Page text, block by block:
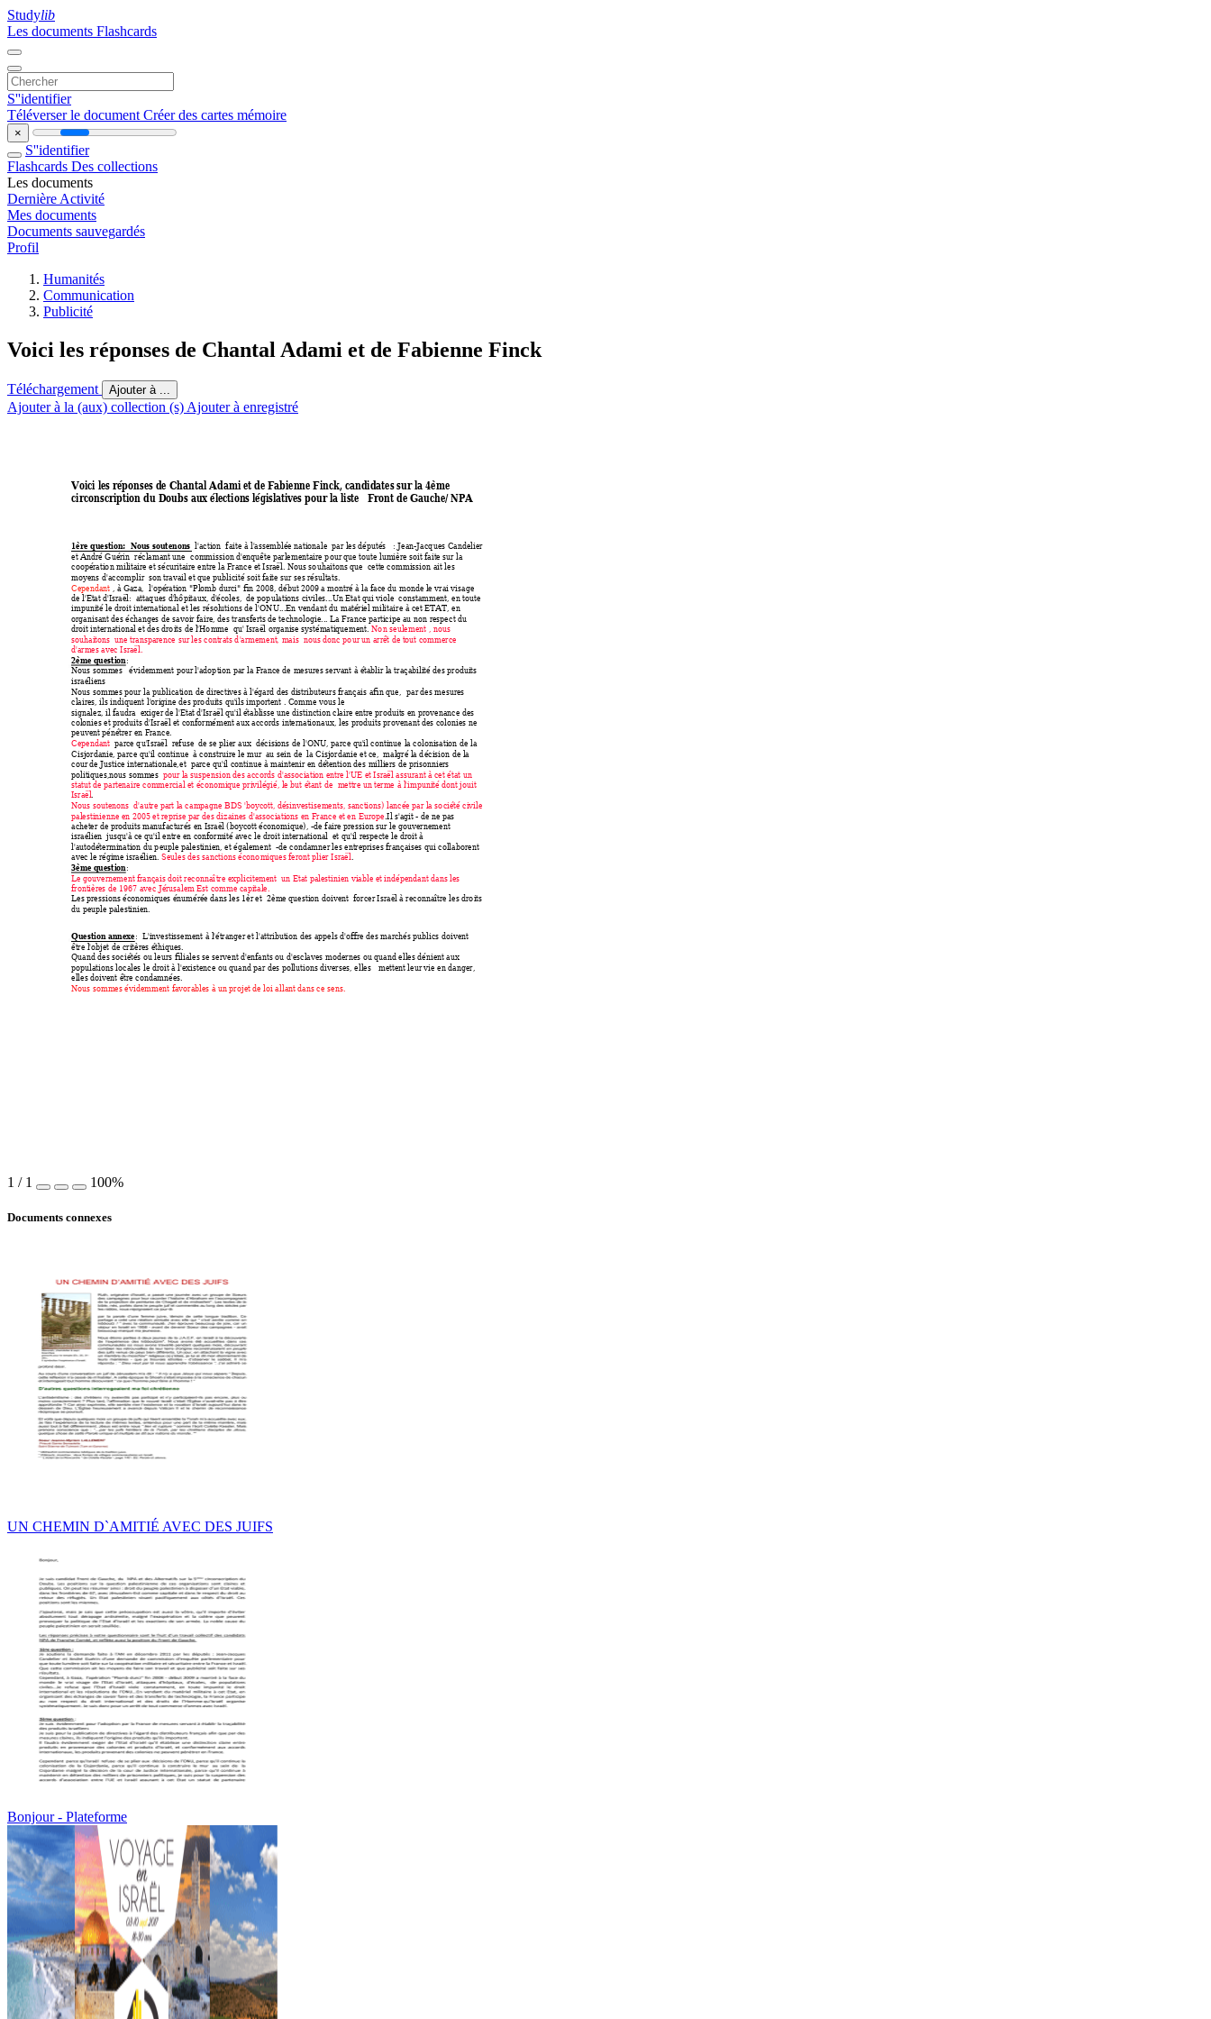
Studylib
Les documents Flashcards
S''identifier
Téléverser le document Créer des cartes mémoire
×
S''identifier
Flashcards Des collections
Les documents
Dernière Activité
Mes documents
Documents sauvegardés
Profil
Humanités
Communication
Publicité
Voici les réponses de Chantal Adami et de Fabienne Finck
Téléchargement Ajouter à ...
Ajouter à la (aux) collection (s) Ajouter à enregistré
Voici les réponses de Chantal Adami et de Fabienne Finck, candidates sur la 4ème
circonscription du Doubs aux élections législatives pour la liste   Front de Gauche/ NPA
1ère question: Nous soutenons l'action  faite à l'assemblée nationale par les députés   : Jean-Jacques Candelier
et André Guérin réclamant une commission d'enquête parlementaire pour que toute lumière soit faite sur la
coopération militaire et sécuritaire entre la France et Israël. Nous souhaitons que cette commission ait les
moyens d'accomplir  son travail et que publicité soit faite sur ses résultats.
Cependant , à Gaza, l'opération "Plomb durci" fin 2008, début 2009 a montré à la face du monde le vrai visage
de l'Etat d'Israël:  attaques d'hôpitaux, d'écoles, de populations civiles...Un Etat qui viole  constamment, en toute
impunité le droit international et les résolutions de l'ONU...En vendant du matériel militaire à cet ETAT, en
organisant des échanges de savoir faire, des transferts de technologie... La France participe au non respect du
droit international et des droits de l'Homme  qu' Israël organise systématiquement. Non seulement , nous
souhaitons  une transparence sur les contrats d'armement, mais nous donc pour un arrêt de tout commerce
d'armes avec Israël.
2ème question:
Nous sommes   évidemment pour l'adoption par la France de mesures servant à établir la traçabilité des produits
israéliens
Nous sommes pour la publication de directives à l'égard des distributeurs français afin que, par des mesures
claires, ils indiquent l'origine des produits qu'ils importent . Comme vous le
signalez, il faudra exiger de l'Etat d'Israël qu'il établisse une distinction claire entre produits en provenance des
colonies et produits d'Israël et conformément aux accords internationaux, les produits provenant des colonies ne
peuvent pénétrer en France.
Cependant
  parce q
u'Israël  refuse  de se plier aux  décisions de l'ONU, parce qu'il continue la colonisation de la
Cisjordanie, parce qu'il continue à construire le mur  au sein de  la Cisjordanie et ce,  malgré la décision de la
cour de Justice internationale,et parce qu'il continue à maintenir en détention des milliers de prisonniers
politiques,nous sommes pour la suspension des accords d'association entre l'UE et Israël assurant à cet état un
statut de partenaire commercial et économique privilégié, le but étant de mettre un terme à l'impunité dont jouit
Israël.
Nous soutenons  d'autre part la campagne BDS 'boycott, désinvestisements, sanctions) lancée par la société civile
palestinienne en 2005 et reprise par des dizaines d'associations en France et en Europe.Il s'agit - de ne pas
acheter de produits manufacturés en Israël (boycott économique), -de faire pression sur le gouvernement
israélien  jusqu'à ce qu'il entre en conformité avec le droit international  et qu'il respecte le droit à
l'autodétermination du peuple palestinien, et également -de condamner les entreprises françaises qui collaborent
avec le régime israélien. Seules des sanctions économiques feront plier Israël.
3ème question:
Le gouvernement français doit reconnaître explicitement un Etat palestinien viable et indépendant dans les
frontières de 1967 avec Jérusalem Est comme capitale.
Les pressions économiques énumérée dans les 1èr et 2ème question doivent forcer Israël à reconnaître les droits
du peuple palestinien.
Question annexe: L'investissement à l'étranger et l'attribution des appels d'offre des marchés publics doivent
être l'objet de critères éthiques.
Quand des sociétés ou leurs filiales se servent d'enfants ou d'esclaves modernes ou quand elles dénient aux
populations locales le droit à l'existence ou quand par des pollutions diverses, elles mettent leur vie en danger,
elles doivent être condamnées.
Nous sommes évidemment favorables à un projet de loi allant dans ce sens.
1 / 1 100%
Documents connexes
UN CHEMIN D`AMITIÉ AVEC DES JUIFS
Bonjour - Plateforme